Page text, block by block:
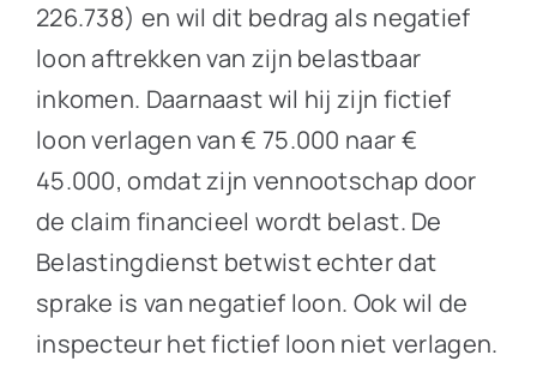
226.738) en wil dit bedrag als negatief
loon aftrekken van zijn belastbaar
inkomen. Daarnaast wil hij zijn fictief
loon verlagen van € 75.000 naar €
45.000, omdat zijn vennootschap door
de claim financieel wordt belast. De
Belastingdienst betwist echter dat
sprake is van negatief loon. Ook wil de
inspecteur het fictief loon niet verlagen.